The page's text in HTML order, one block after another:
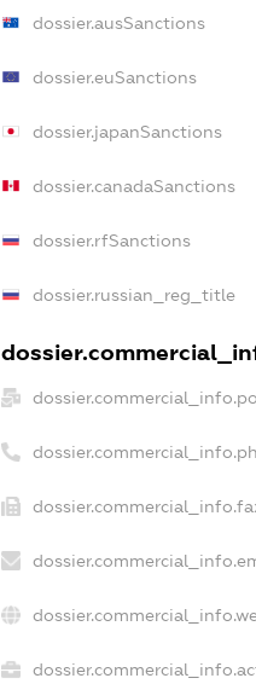
dossier.ausSanctions
dossier.euSanctions
dossier.japanSanctions
dossier.canadaSanctions
dossier.rfSanctions
dossier.russian_reg_title